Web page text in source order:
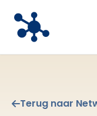
Terug naar